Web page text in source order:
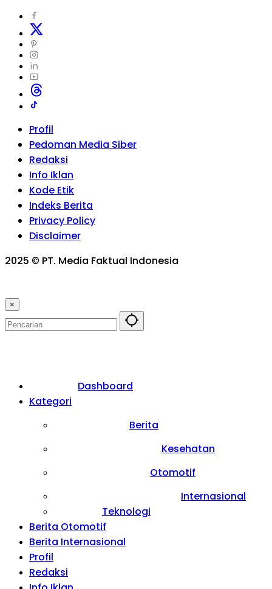
Profil
Pedoman Media Siber
Redaksi
Info Iklan
Kode Etik
Indeks Berita
Privacy Policy
Disclaimer
2025 © PT. Media Faktual Indonesia
×
Dashboard
Kategori
Berita
Kesehatan
Otomotif
Internasional
Teknologi
Berita Otomotif
Berita Internasional
Profil
Redaksi